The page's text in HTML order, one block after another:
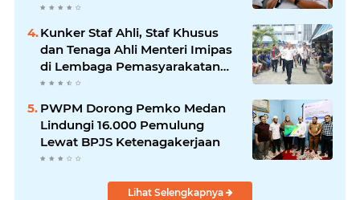
Kunker Staf Ahli, Staf Khusus
dan Tenaga Ahli Menteri Imipas
di Lembaga Pemasyarakatan
Kelas I Medan: Pelayanan Prima
Dipastikan Berjalan Optimal
PWPM Dorong Pemko Medan
Lindungi 16.000 Pemulung
Lewat BPJS Ketenagakerjaan
Lihat Selengkapnya